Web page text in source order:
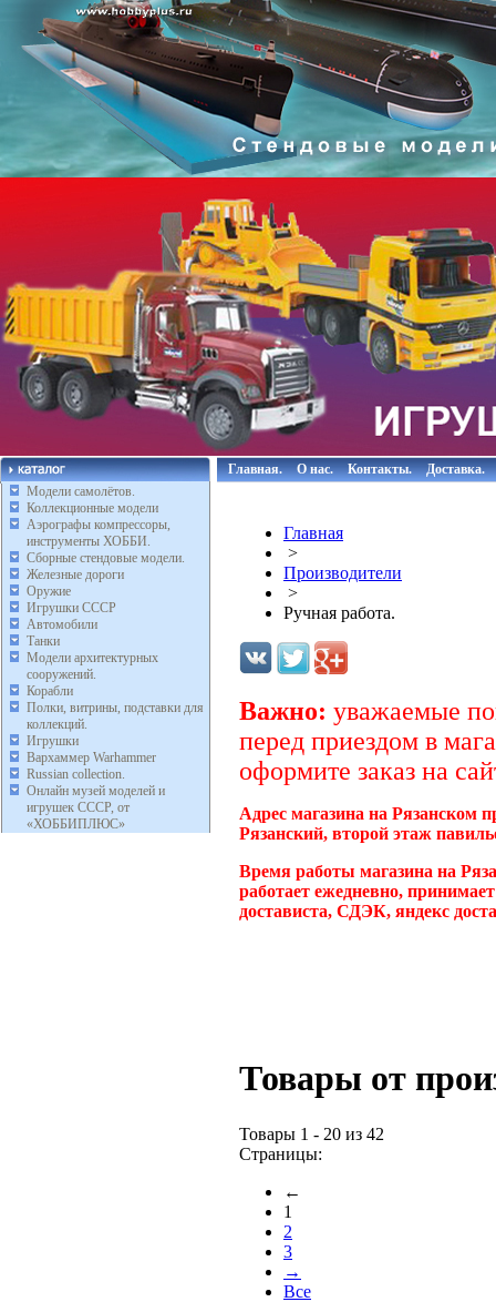
Модели самолётов.
Коллекционные модели
Аэрографы компрессоры,
инструменты ХОББИ.
Сборные стендовые модели.
Железные дороги
Оружие
Игрушки СССР
Автомобили
Танки
Модели архитектурных
сооружений.
Корабли
Полки, витрины, подставки для
коллекций.
Игрушки
Вархаммер Warhammer
Russian collection.
Онлайн музей моделей и
игрушек СССР, от
«ХОББИПЛЮС»
Главная. О нас. Контакты. Доставка.
Главная
>
Производители
>
Ручная работа.
Важно: уважаемые
перед приездом в
оформите заказ на
Адрес магазина на Рязанском
Рязанский, второй этаж
Время работы магазина на
работает ежедневно,
достависта, СДЭК, яндекс
Товары от
Товары 1 - 20 из 42
Страницы:
←
1
2
3
→
Все